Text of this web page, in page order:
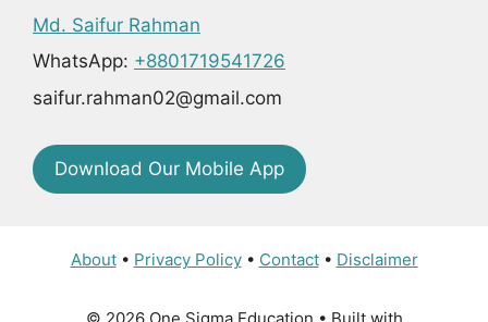
Md. Saifur Rahman
WhatsApp: +8801719541726
saifur.rahman02@gmail.com
Download Our Mobile App
About• Privacy Policy• Contact• Disclaimer